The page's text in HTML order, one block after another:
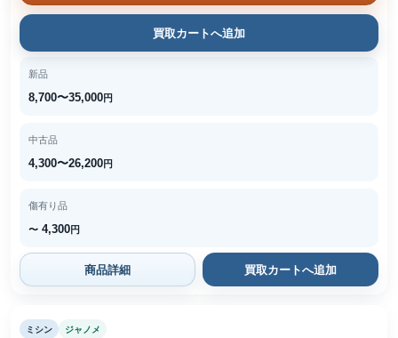
買取カートへ追加
新品
8,700〜35,000円
中古品
4,300〜26,200円
傷有り品
〜 4,300円
商品詳細 買取カートへ追加
ミシン ジャノメ